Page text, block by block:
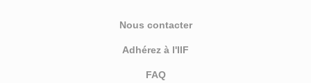
Nous contacter
Adhérez à l'IIF
FAQ